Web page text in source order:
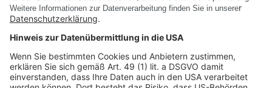
* Pflichtfelder